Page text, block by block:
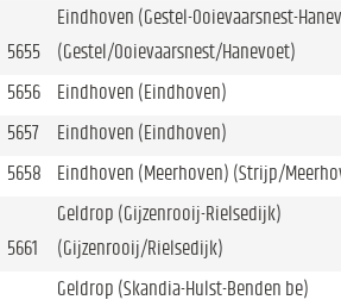
5655
Eindhoven (Gestel-Ooievaarsnest-
(Gestel/Ooievaarsnest/Hanevoet)
5656
Eindhoven (Eindhoven)
5657
Eindhoven (Eindhoven)
5658
Eindhoven (Meerhoven) (Strijp/
5661
Geldrop (Gijzenrooij-Rielsedijk)
(Gijzenrooij/Rielsedijk)
Geldrop (Skandia-Hulst-Benden be)